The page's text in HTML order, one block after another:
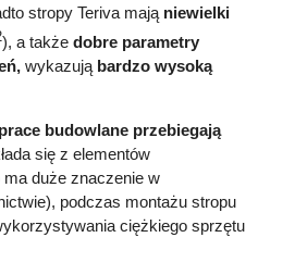
stropy Teriva mają niewielki
​), a takżedobre parametry
wykazują bardzo wysoką
prace budowlane przebiegają
się z elementów
duże znaczenie w
podczas montażu stropu
ciężkiego sprzętu